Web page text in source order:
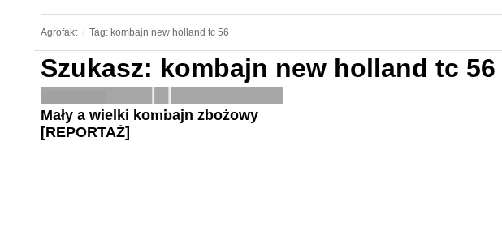
Agrofakt Tag: kombajn new holland tc 56
Szukasz: kombajn new holland tc 56
Mały a wielki kombajn zbożowy
[REPORTAŻ]